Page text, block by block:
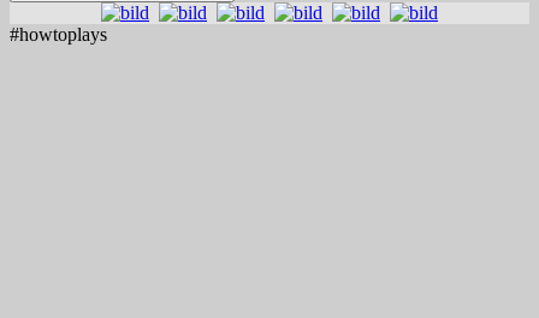
#howtoplays